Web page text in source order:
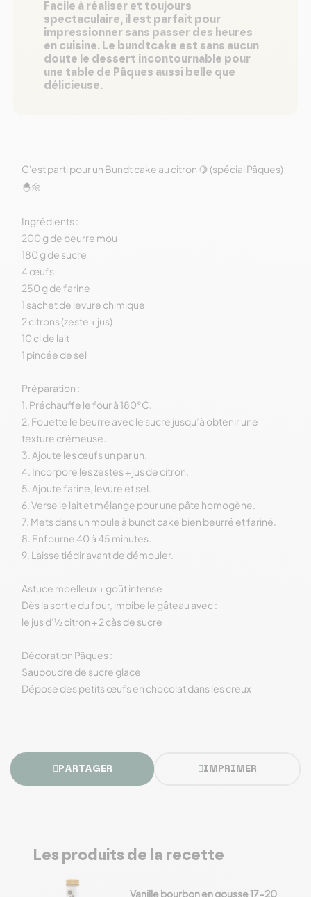
Facile à réaliser et toujours
spectaculaire, il est parfait pour
impressionner sans passer des heures
en cuisine. Le bundtcake est sans aucun
doute le dessert incontournable pour
une table de Pâques aussi belle que
délicieuse.
C'est parti pour un Bundt cake au citron 🍋 (spécial Pâques)
🐣🌼
Ingrédients :
200 g de beurre mou
180 g de sucre
4 œufs
250 g de farine
1 sachet de levure chimique
2 citrons (zeste + jus)
10 cl de lait
1 pincée de sel
Préparation :
1. Préchauffe le four à 180°C.
2. Fouette le beurre avec le sucre jusqu’à obtenir une
texture crémeuse.
3. Ajoute les œufs un par un.
4. Incorpore les zestes + jus de citron.
5. Ajoute farine, levure et sel.
6. Verse le lait et mélange pour une pâte homogène.
7. Mets dans un moule à bundt cake bien beurré et fariné.
8. Enfourne 40 à 45 minutes.
9. Laisse tiédir avant de démouler.
Astuce moelleux + goût intense
Dès la sortie du four, imbibe le gâteau avec :
le jus d’½ citron + 2 càs de sucre
Décoration Pâques :
Saupoudre de sucre glace
Dépose des petits œufs en chocolat dans les creux
PARTAGER IMPRIMER
Les produits de la recette
Vanille bourbon en gousse 17-20